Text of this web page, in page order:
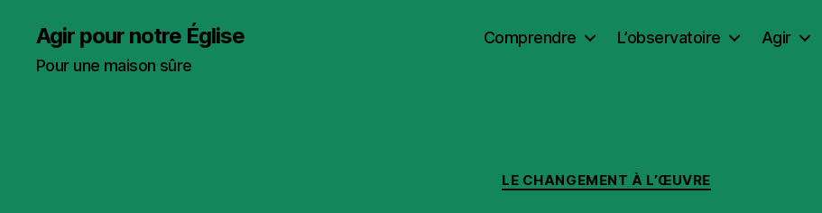
Agir pour notre Église
Pour une maison sûre
Comprendre L’observatoire Agir
Catégories
LE CHANGEMENT À L’ŒUVRE